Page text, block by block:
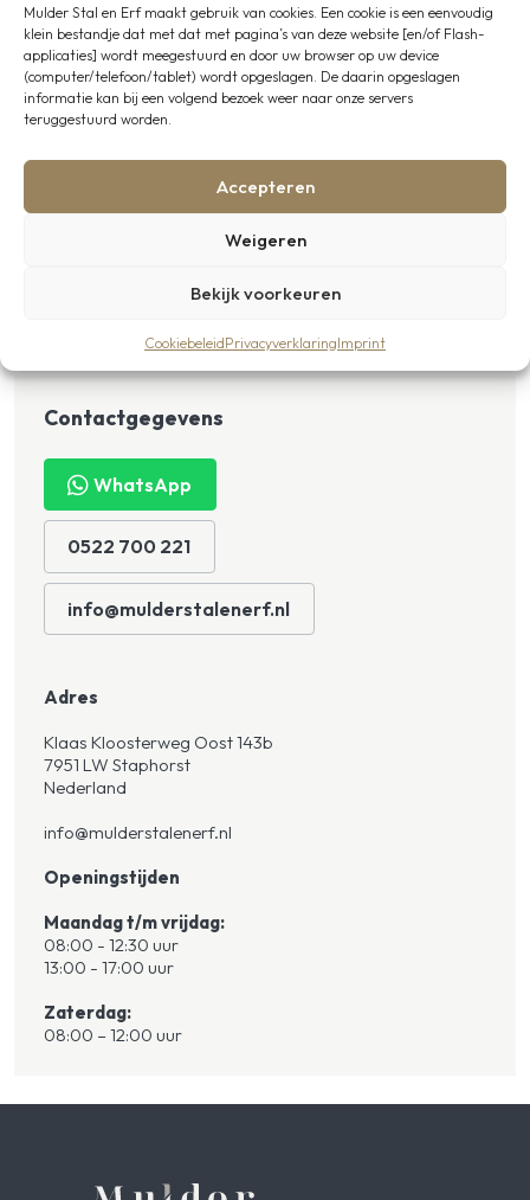
Mulder Stal en Erf maakt gebruik van cookies. Een cookie is een eenvoudig
klein bestandje dat met dat met pagina’s van deze website [en/of Flash-
applicaties] wordt meegestuurd en door uw browser op uw device
(computer/telefoon/tablet) wordt opgeslagen. De daarin opgeslagen
informatie kan bij een volgend bezoek weer naar onze servers
teruggestuurd worden.
Accepteren
Weigeren
Bekijk voorkeuren
CookiebeleidPrivacyverklaringImprint
Upload een bestand
Hier kunt u eventuele bestanden toevoegen die uw idee of plan verduidelijken
Sleep bestand(en) hierheen
Bestand(en) kiezen
Contactgegevens
WhatsApp
0522 700 221
info@mulderstalenerf.nl
Adres
Klaas Kloosterweg Oost 143b
7951 LW Staphorst
Nederland
info@mulderstalenerf.nl
Openingstijden
Maandag t/m vrijdag:
08:00 - 12:30 uur
13:00 - 17:00 uur
Zaterdag:
08:00 – 12:00 uur